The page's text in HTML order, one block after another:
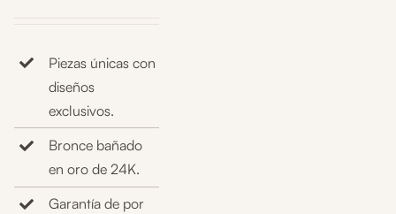
Piezas únicas con
diseños
exclusivos.
Bronce bañado
en oro de 24K.
Garantía de por